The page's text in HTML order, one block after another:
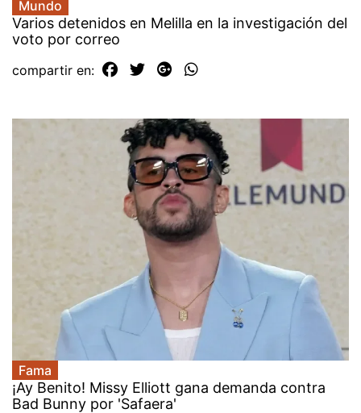
Mundo
Varios detenidos en Melilla en la investigación del
voto por correo
compartir en:
Fama
¡Ay Benito! Missy Elliott gana demanda contra
Bad Bunny por 'Safaera'